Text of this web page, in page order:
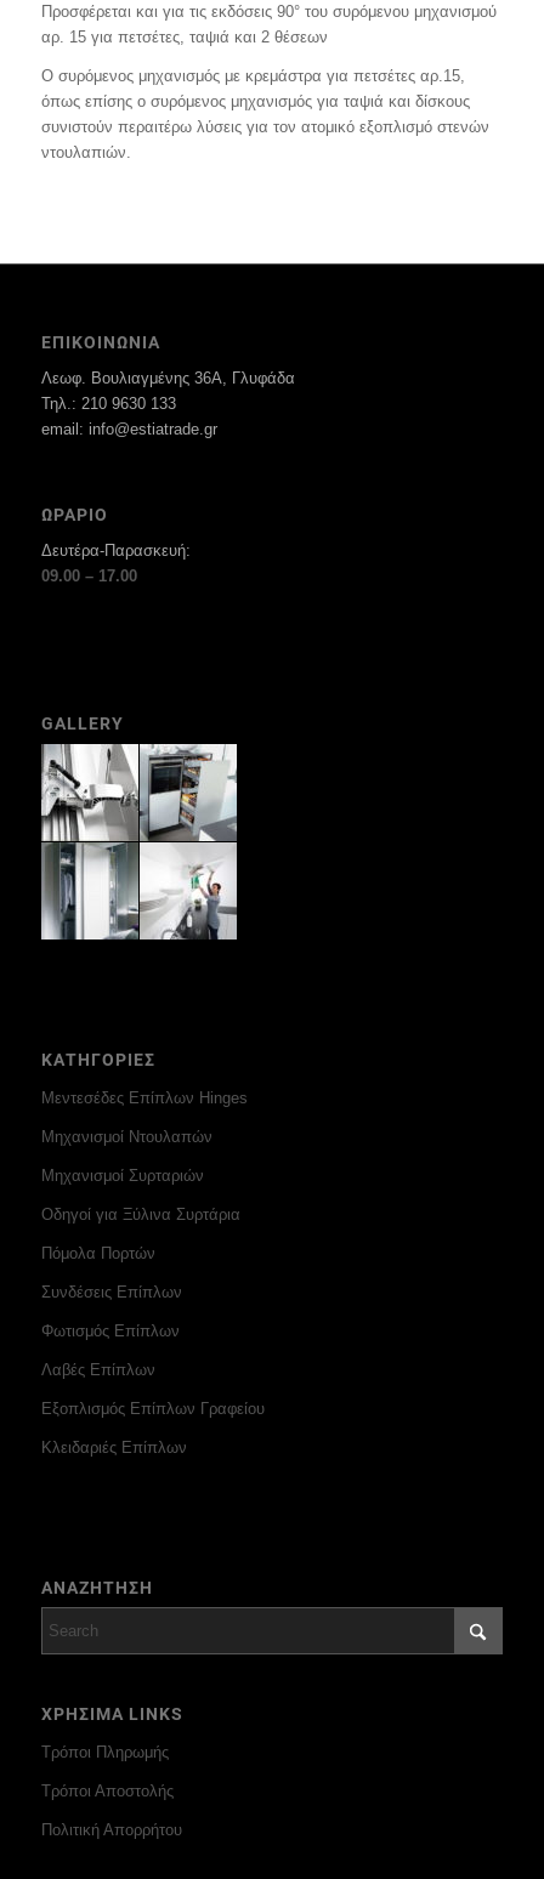
Προσφέρεται και για τις εκδόσεις 90° του συρόμενου μηχανισμού
αρ. 15 για πετσέτες, ταψιά και 2 θέσεων
Ο συρόμενος μηχανισμός με κρεμάστρα για πετσέτες αρ.15,
όπως επίσης ο συρόμενος μηχανισμός για ταψιά και δίσκους
συνιστούν περαιτέρω λύσεις για τον ατομικό εξοπλισμό στενών
ντουλαπιών.
ΕΠΙΚΟΙΝΩΝΙΑ
Λεωφ. Βουλιαγμένης 36Α, Γλυφάδα
Τηλ.: 210 9630 133
email: info@estiatrade.gr
ΩΡΑΡΙΟ
Δευτέρα-Παρασκευή:
09.00 – 17.00
GALLERY
ΚΑΤΗΓΟΡΙΕΣ
Μεντεσέδες Επίπλων Hinges
Μηχανισμοί Ντουλαπών
Μηχανισμοί Συρταριών
Οδηγοί για Ξύλινα Συρτάρια
Πόμολα Πορτών
Συνδέσεις Επίπλων
Φωτισμός Επίπλων
Λαβές Επίπλων
Εξοπλισμός Επίπλων Γραφείου
Κλειδαριές Επίπλων
ΑΝΑΖΗΤΗΣΗ
ΧΡΗΣΙΜΑ LINKS
Τρόποι Πληρωμής
Τρόποι Αποστολής
Πολιτική Απορρήτου